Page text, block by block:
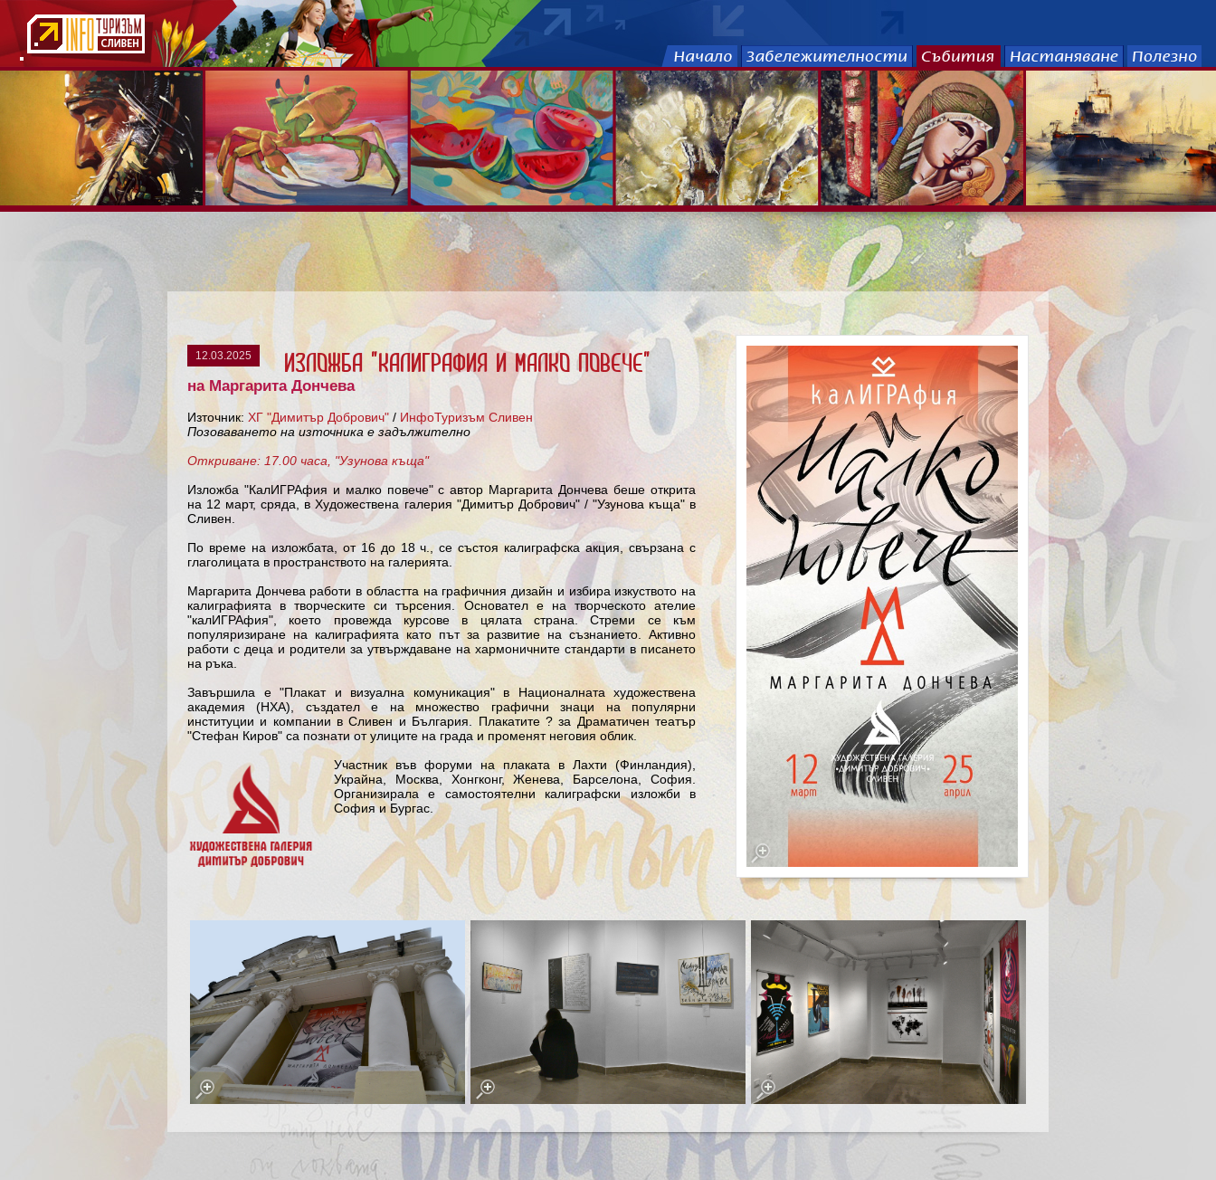
12.03.2025 Изложба "КалИГРАфия и малко повече"
на Маргарита Дончева
Източник: ХГ "Димитър Добрович" / ИнфоТуризъм Сливен
Позоваването на източника е задължително
Откриване: 17.00 часа, "Узунова къща"
Изложба "КалИГРАфия и малко повече" с автор Маргарита Дончева беше открита
на 12 март, сряда, в Художествена галерия "Димитър Добрович" / "Узунова къща" в
Сливен.
По време на изложбата, от 16 до 18 ч., се състоя калиграфска акция, свързана с
глаголицата в пространството на галерията.
Маргарита Дончева работи в областта на графичния дизайн и избира изкуството на
калиграфията в творческите си търсения. Основател е на творческото ателие
"калИГРАфия", което провежда курсове в цялата страна. Стреми се към
популяризиране на калиграфията като път за развитие на съзнанието. Активно
работи с деца и родители за утвърждаване на хармоничните стандарти в писането
на ръка.
Завършила е "Плакат и визуална комуникация" в Националната художествена
академия (НХА), създател е на множество графични знаци на популярни
институции и компании в Сливен и България. Плакатите ? за Драматичен театър
"Стефан Киров" са познати от улиците на града и променят неговия облик.
Участник във форуми на плаката в Лахти (Финландия),
Украйна, Москва, Хонгконг, Женева, Барселона, София.
Организирала е самостоятелни калиграфски изложби в
София и Бургас.